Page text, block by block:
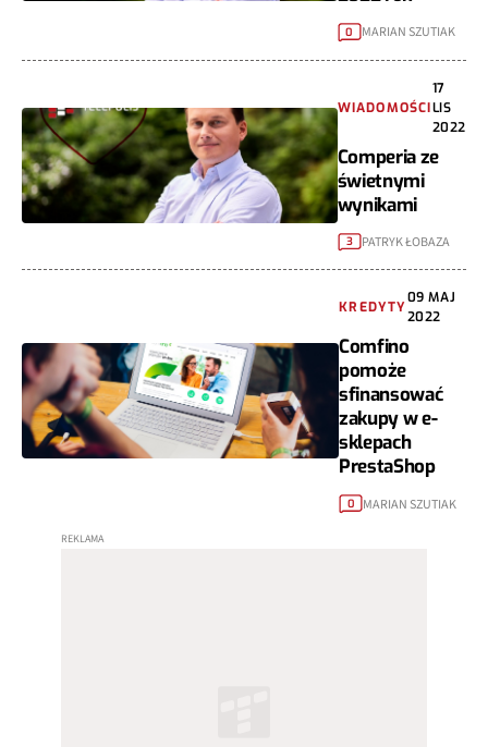
0 MARIAN SZUTIAK
WIADOMOŚCI
17
LIS
2022
Comperia ze
świetnymi
wynikami
3 PATRYK ŁOBAZA
KREDYTY
09 MAJ
2022
Comfino
pomoże
sfinansować
zakupy w e-
sklepach
PrestaShop
0 MARIAN SZUTIAK